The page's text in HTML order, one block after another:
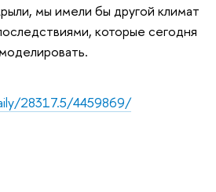
мы имели бы другой климат
которые сегодня
28317.5/4459869/